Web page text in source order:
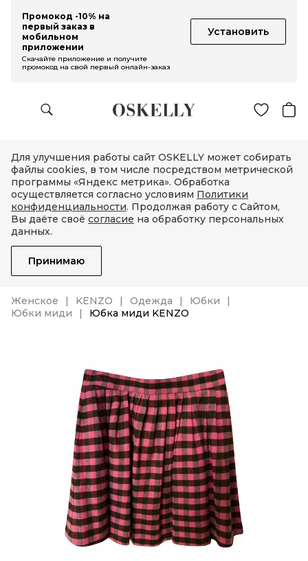
Промокод -10% на
первый заказ в
мобильном
приложении
Установить
Скачайте приложение и получите
промокод на свой первый онлайн-заказ
Для улучшения работы сайт OSKELLY может собирать
файлы cookies, в том числе посредством метрической
программы «Яндекс метрика». Обработка
осуществляется согласно условиям Политики
конфиденциальности. Продолжая работу с Сайтом,
Вы даёте своё согласие на обработку персональных
данных.
Принимаю
Женское KENZO Одежда
Юбки
Юбки миди
Юбка миди KENZO